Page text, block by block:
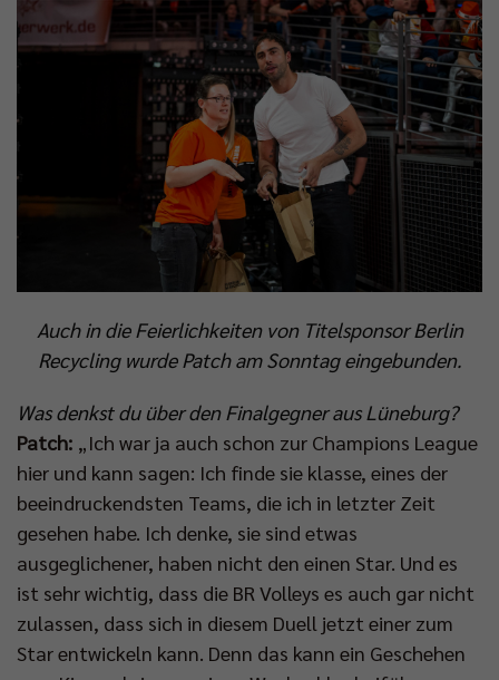
Auch in die Feierlichkeiten von Titelsponsor Berlin
Recycling wurde Patch am Sonntag eingebunden.
Was denkst du über den Finalgegner aus Lüneburg?
Patch: „Ich war ja auch schon zur Champions League
hier und kann sagen: Ich finde sie klasse, eines der
beeindruckendsten Teams, die ich in letzter Zeit
gesehen habe. Ich denke, sie sind etwas
ausgeglichener, haben nicht den einen Star. Und es
ist sehr wichtig, dass die BR Volleys es auch gar nicht
zulassen, dass sich in diesem Duell jetzt einer zum
Star entwickeln kann. Denn das kann ein Geschehen